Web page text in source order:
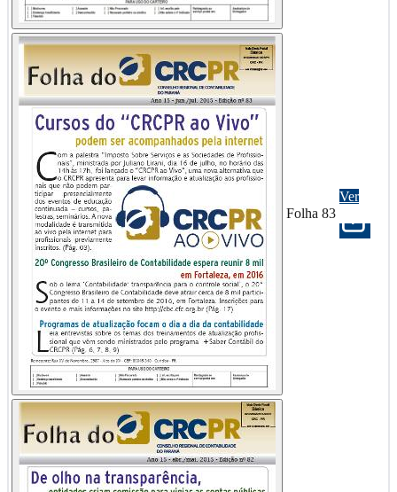
Folha 83
Ver